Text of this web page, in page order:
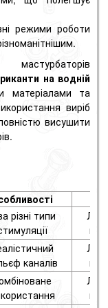
режими роботи
на водній
матеріалами та
виріб
висушити
різні типи
каналів